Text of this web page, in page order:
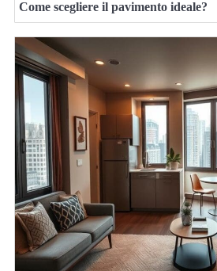
Come scegliere il pavimento ideale?